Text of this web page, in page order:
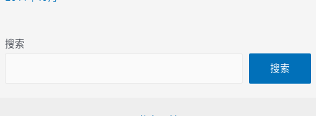
搜索
搜索